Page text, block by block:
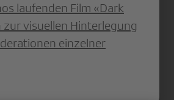
laufenden Film «Dark
zur visuellen Hinterlegung
einzelner